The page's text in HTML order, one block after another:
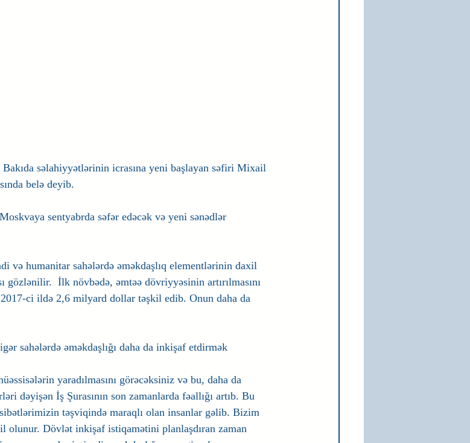
səlahiyyətlərinin icrasına yeni başlayan səfiri Mixail
belə deyib.
sentyabrda səfər edəcək və yeni sənədlər
və humanitar sahələrdə əməkdaşlıq elementlərinin daxil
gözlənilir.  İlk növbədə, əmtəə dövriyyəsinin artırılmasını
ci ildə 2,6 milyard dollar təşkil edib. Onun daha da
sahələrdə əməkdaşlığı daha da inkişaf etdirmək
yaradılmasını görəcəksiniz və bu, daha da
dəyişən İş Şurasının son zamanlarda fəallığı artıb. Bu
təşviqində maraqlı olan insanlar gəlib. Bizim
olunur. Dövlət inkişaf istiqamətini planlaşdıran zaman